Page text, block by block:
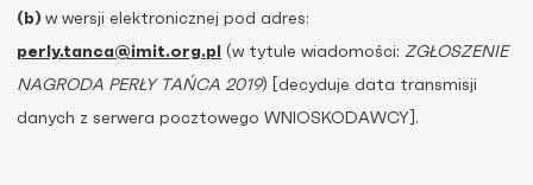
(b) w wersji elektronicznej pod adres:
perly.tanca@imit.org.pl
(w tytule wiadomości: ZGŁOSZENIE
NAGRODA PERŁY TAŃCA 2019) [decyduje data transmisji
danych z serwera pocztowego WNIOSKODAWCY].